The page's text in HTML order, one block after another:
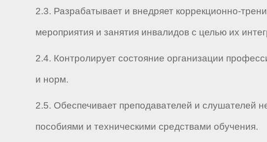
2.3. Разрабатывает и внедряет коррекционно-
мероприятия и занятия инвалидов с целью их
2.4. Контролирует состояние организации
и норм.
2.5. Обеспечивает преподавателей и слушателей
пособиями и техническими средствами обучения.